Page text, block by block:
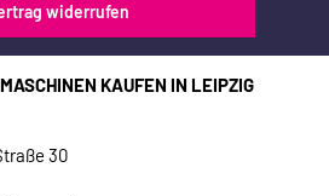
widerrufen
KAUFEN IN LEIPZIG
30